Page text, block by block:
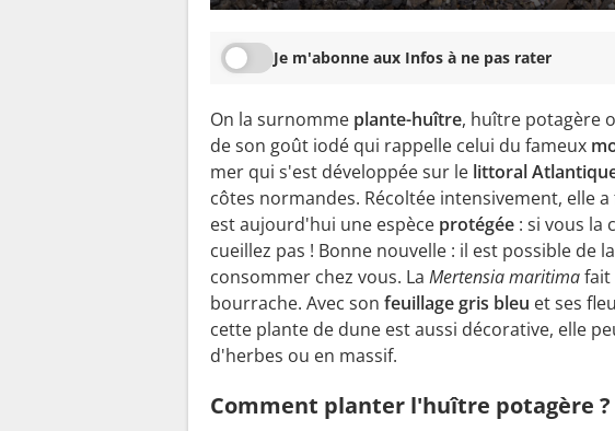
Je m'abonne aux Infos à ne pas rater
On la surnomme plante-huître, huître potagère
de son goût iodé qui rappelle celui du fameux
mer qui s'est développée sur le littoral
côtes normandes. Récoltée intensivement, elle
est aujourd'hui une espèce protégée : si vous la
cueillez pas ! Bonne nouvelle : il est possible de
consommer chez vous. La Mertensia maritimafait
bourrache. Avec son feuillage gris bleu et ses
cette plante de dune est aussi décorative, elle
d'herbes ou en massif.
Comment planter l'huître potagère ?